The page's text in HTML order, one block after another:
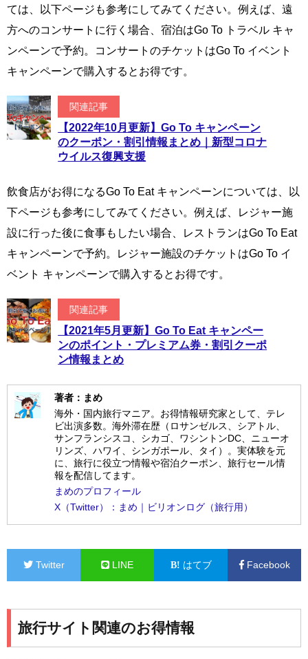
ては、以下ページも参考にしてみてください。例えば、遠
方へのコンサートに行く場合、宿泊はGo To トラベル キャ
ンペーンで予約。コンサートのチケットはGo To イベント
キャンペーンで購入するとお得です。
関連記事
【2022年10月更新】Go To キャンペーン
のクーポン・割引情報まとめ｜新型コロナ
ウイルス復興支援
飲食店がお得になるGo To Eat キャンペーンについては、以
下ページも参考にしてみてください。例えば、レジャー施
設に行った後に食事もしたい場合、レストランはGo To Eat
キャンペーンで予約。レジャー施設のチケットはGo To イ
ベント キャンペーンで購入するとお得です。
関連記事
【2021年5月更新】Go To Eat キャンペー
ンのポイント・プレミアム券・割引クーポ
ン情報まとめ
著者：まめ
海外・国内旅行マニア。お得情報研究家として、テレ
ビ出演多数。海外滞在歴（ロサンゼルス、シアトル、
サンフランシスコ、シカゴ、ワシントンDC、ニューオ
リンズ、ハワイ、シンガポール、タイ）。実体験を元
に、旅行に役立つ情報や宿泊クーポン、旅行セール情
報を配信してます。
まめのプロフィール
X（Twitter）：まめ｜ビリオンログ（旅行用）
Twitter LINE はてブ Facebook
旅行サイト関連のお得情報